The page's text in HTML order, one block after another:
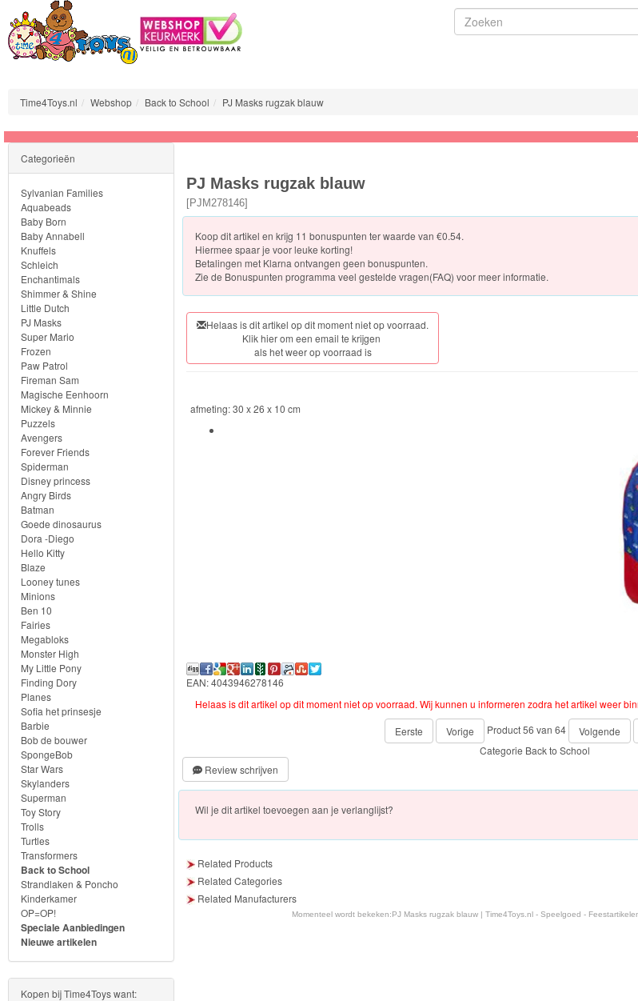
Sylvanian
Families
Aquabeads
Baby
Born
Baby
Annabell
Knuffels
Schleich
Enchantimals
Shimmer
&
Shine
Little
Dutch
PJ
Masks
Super
Mario
Frozen
Paw
Patrol
Fireman
Sam
Magische
Eenhoorn
Mickey
&
Minnie
Time4Toys.nl Webshop Back to School PJ Masks rugzak blauw
+++
PJ Masks rugzak blauw
[PJM278146]
Koop dit artikel en krijg 11 bonuspunten ter waarde van €0.54.
Hiermee spaar je voor leuke korting!
Betalingen met Klarna ontvangen geen bonuspunten.
Zie de Bonuspunten programma veel gestelde vragen(FAQ) voor meer informatie.
Helaas is dit artikel op dit moment niet op voorraad.
Klik hier om een email te krijgen
als het weer op voorraad is
afmeting: 30 x 26 x 10 cm
EAN: 4043946278146
Helaas is dit artikel op dit moment niet op voorraad. Wij kunnen u informeren zodra het artikel weer
Eerste
Vorige Product 56 van 64 Volgende
Categorie Back to School
Review schrijven
Wil je dit artikel toevoegen aan je verlanglijst?
Related Products
Related Categories
Related Manufacturers
Momenteel wordt bekeken:PJ Masks rugzak blauw | Time4Toys.nl - Speelgoed -
Categorieën
Sylvanian Families
Aquabeads
Baby Born
Baby Annabell
Knuffels
Schleich
Enchantimals
Shimmer & Shine
Little Dutch
PJ Masks
Super Mario
Frozen
Paw Patrol
Fireman Sam
Magische Eenhoorn
Mickey & Minnie
Puzzels
Avengers
Forever Friends
Spiderman
Disney princess
Angry Birds
Batman
Goede dinosaurus
Dora -Diego
Hello Kitty
Blaze
Looney tunes
Minions
Ben 10
Fairies
Megabloks
Monster High
My Little Pony
Finding Dory
Planes
Sofia het prinsesje
Barbie
Bob de bouwer
SpongeBob
Star Wars
Skylanders
Superman
Toy Story
Trolls
Turtles
Transformers
Back to School
Strandlaken & Poncho
Kinderkamer
OP=OP!
Speciale Aanbiedingen
Nieuwe artikelen
Kopen bij Time4Toys want: